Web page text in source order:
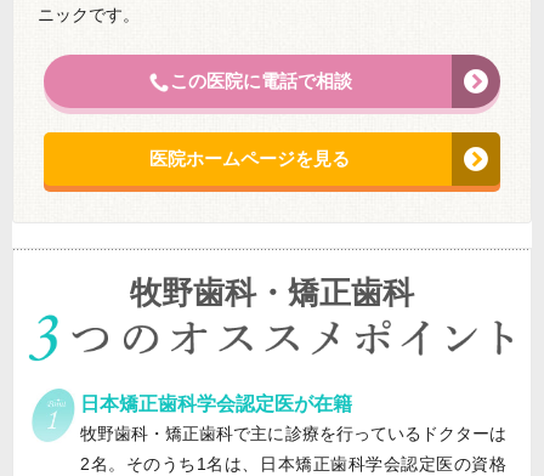
ニックです。
この医院に電話で相談
医院ホームページを見る
牧野歯科・矯正歯科
日本矯正歯科学会認定医が在籍
牧野歯科・矯正歯科で主に診療を行っているドクターは
2名。そのうち1名は、日本矯正歯科学会認定医の資格